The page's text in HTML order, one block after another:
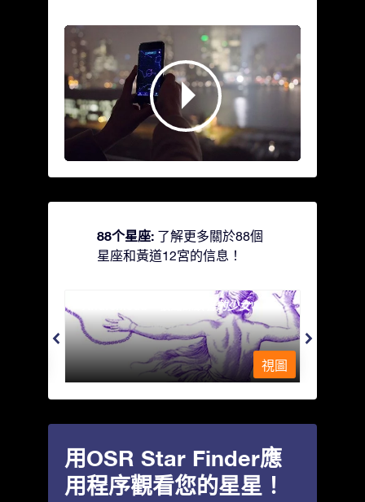
88个星座: 了解更多關於88個
星座和黃道12宮的信息！
Andromeda - 被鐵鍊鎖著的少女
視圖
用OSR Star Finder應
用程序觀看您的星星！